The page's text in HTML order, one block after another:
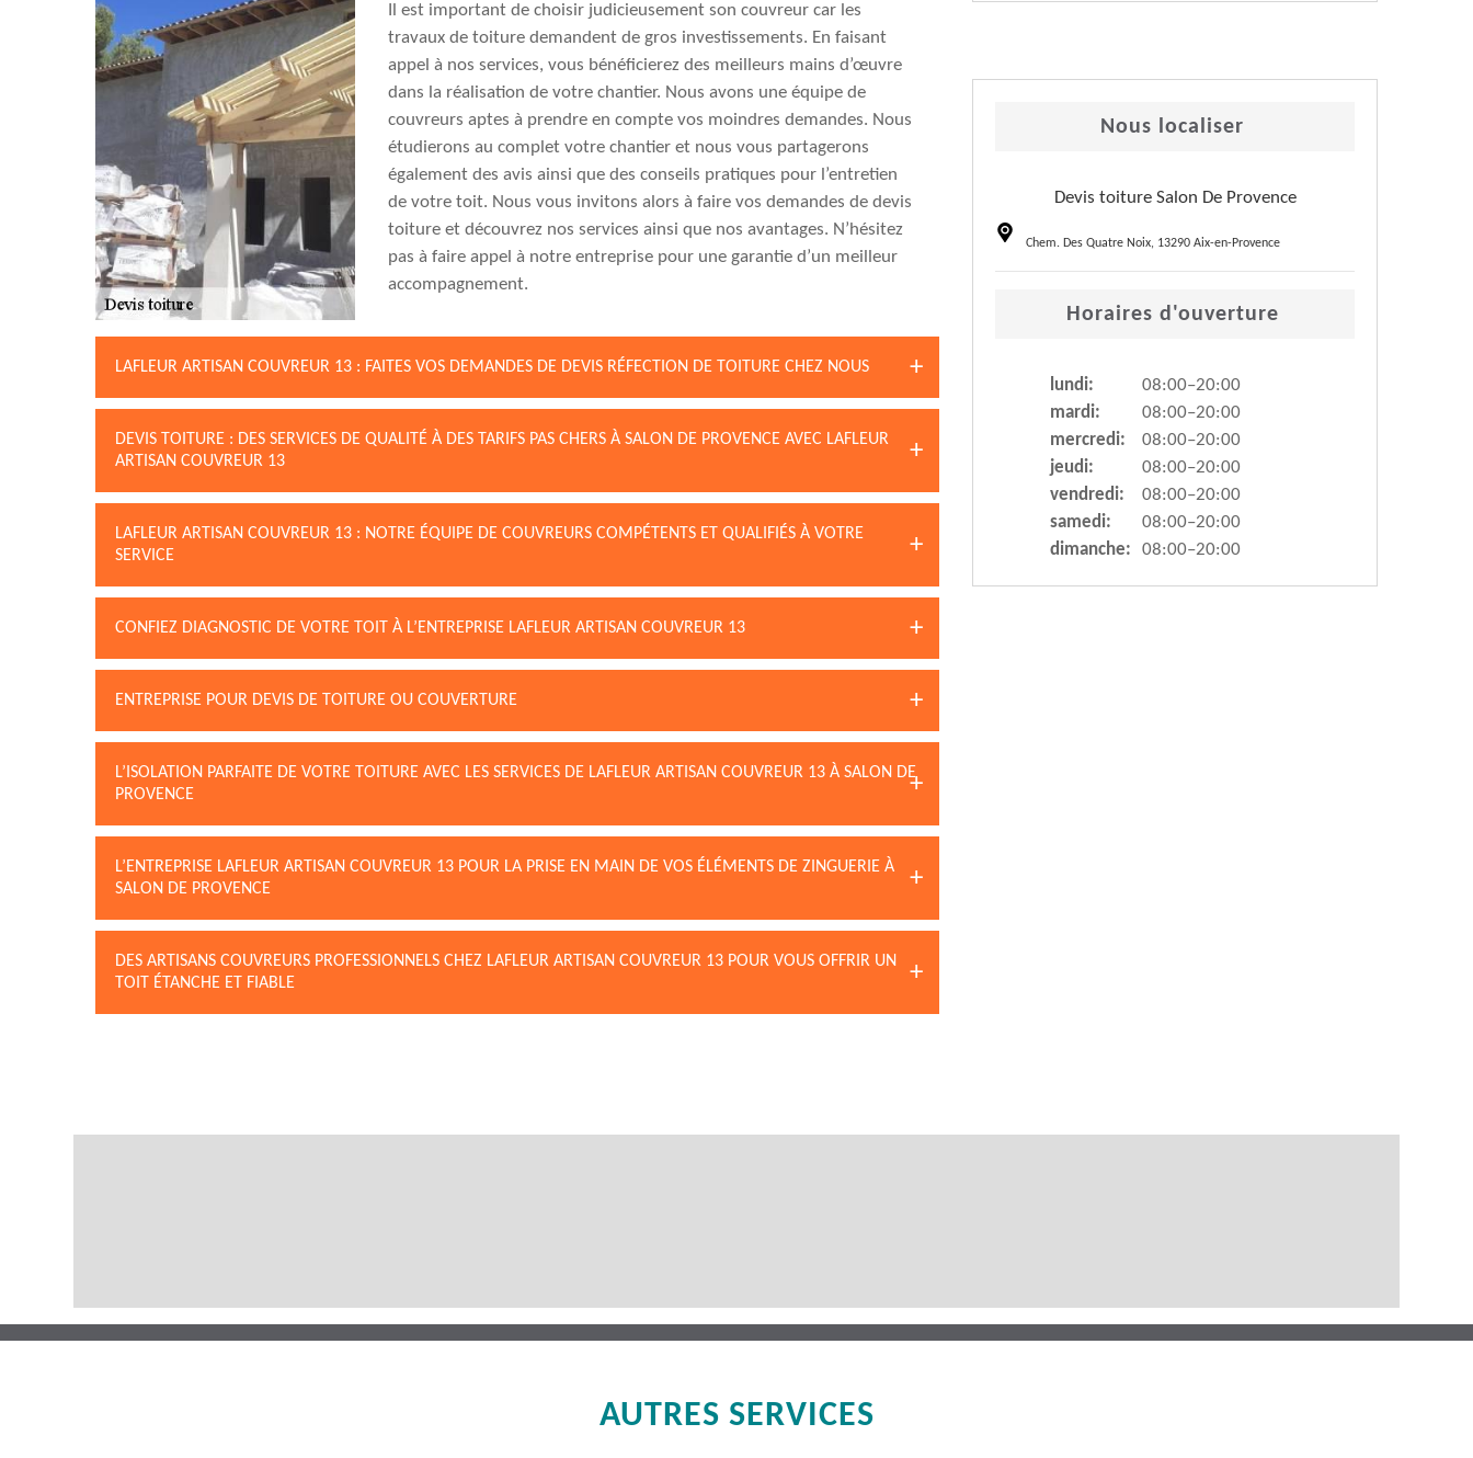
Il est important de choisir judicieusement son couvreur car les
travaux de toiture demandent de gros investissements. En faisant
appel à nos services, vous bénéficierez des meilleurs mains d’œuvre
dans la réalisation de votre chantier. Nous avons une équipe de
couvreurs aptes à prendre en compte vos moindres demandes. Nous
étudierons au complet votre chantier et nous vous partagerons
également des avis ainsi que des conseils pratiques pour l’entretien
de votre toit. Nous vous invitons alors à faire vos demandes de devis
toiture et découvrez nos services ainsi que nos avantages. N’hésitez
pas à faire appel à notre entreprise pour une garantie d’un meilleur
accompagnement.
LAFLEUR ARTISAN COUVREUR 13 : FAITES VOS DEMANDES DE DEVIS RÉFECTION DE TOITURE CHEZ NOUS
DEVIS TOITURE : DES SERVICES DE QUALITÉ À DES TARIFS PAS CHERS À SALON DE PROVENCE AVEC LAFLEUR
ARTISAN COUVREUR 13
LAFLEUR ARTISAN COUVREUR 13 : NOTRE ÉQUIPE DE COUVREURS COMPÉTENTS ET QUALIFIÉS À VOTRE
SERVICE
CONFIEZ DIAGNOSTIC DE VOTRE TOIT À L’ENTREPRISE LAFLEUR ARTISAN COUVREUR 13
ENTREPRISE POUR DEVIS DE TOITURE OU COUVERTURE
L’ISOLATION PARFAITE DE VOTRE TOITURE AVEC LES SERVICES DE LAFLEUR ARTISAN COUVREUR 13 À SALON DE
PROVENCE
L’ENTREPRISE LAFLEUR ARTISAN COUVREUR 13 POUR LA PRISE EN MAIN DE VOS ÉLÉMENTS DE ZINGUERIE À
SALON DE PROVENCE
DES ARTISANS COUVREURS PROFESSIONNELS CHEZ LAFLEUR ARTISAN COUVREUR 13 POUR VOUS OFFRIR UN
TOIT ÉTANCHE ET FIABLE
Nous localiser
Devis toiture Salon De Provence
Chem. Des Quatre Noix, 13290 Aix-en-Provence
Horaires d'ouverture
lundi:
08:00–20:00
mardi:
08:00–20:00
mercredi:
08:00–20:00
jeudi:
08:00–20:00
vendredi:
08:00–20:00
samedi:
08:00–20:00
dimanche:
08:00–20:00
AUTRES SERVICES